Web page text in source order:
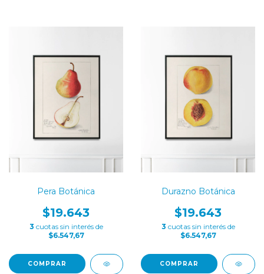
Pera Botánica
$19.643
3 cuotas sin interés de
$6.547,67
COMPRAR
Durazno Botánica
$19.643
3 cuotas sin interés de
$6.547,67
COMPRAR